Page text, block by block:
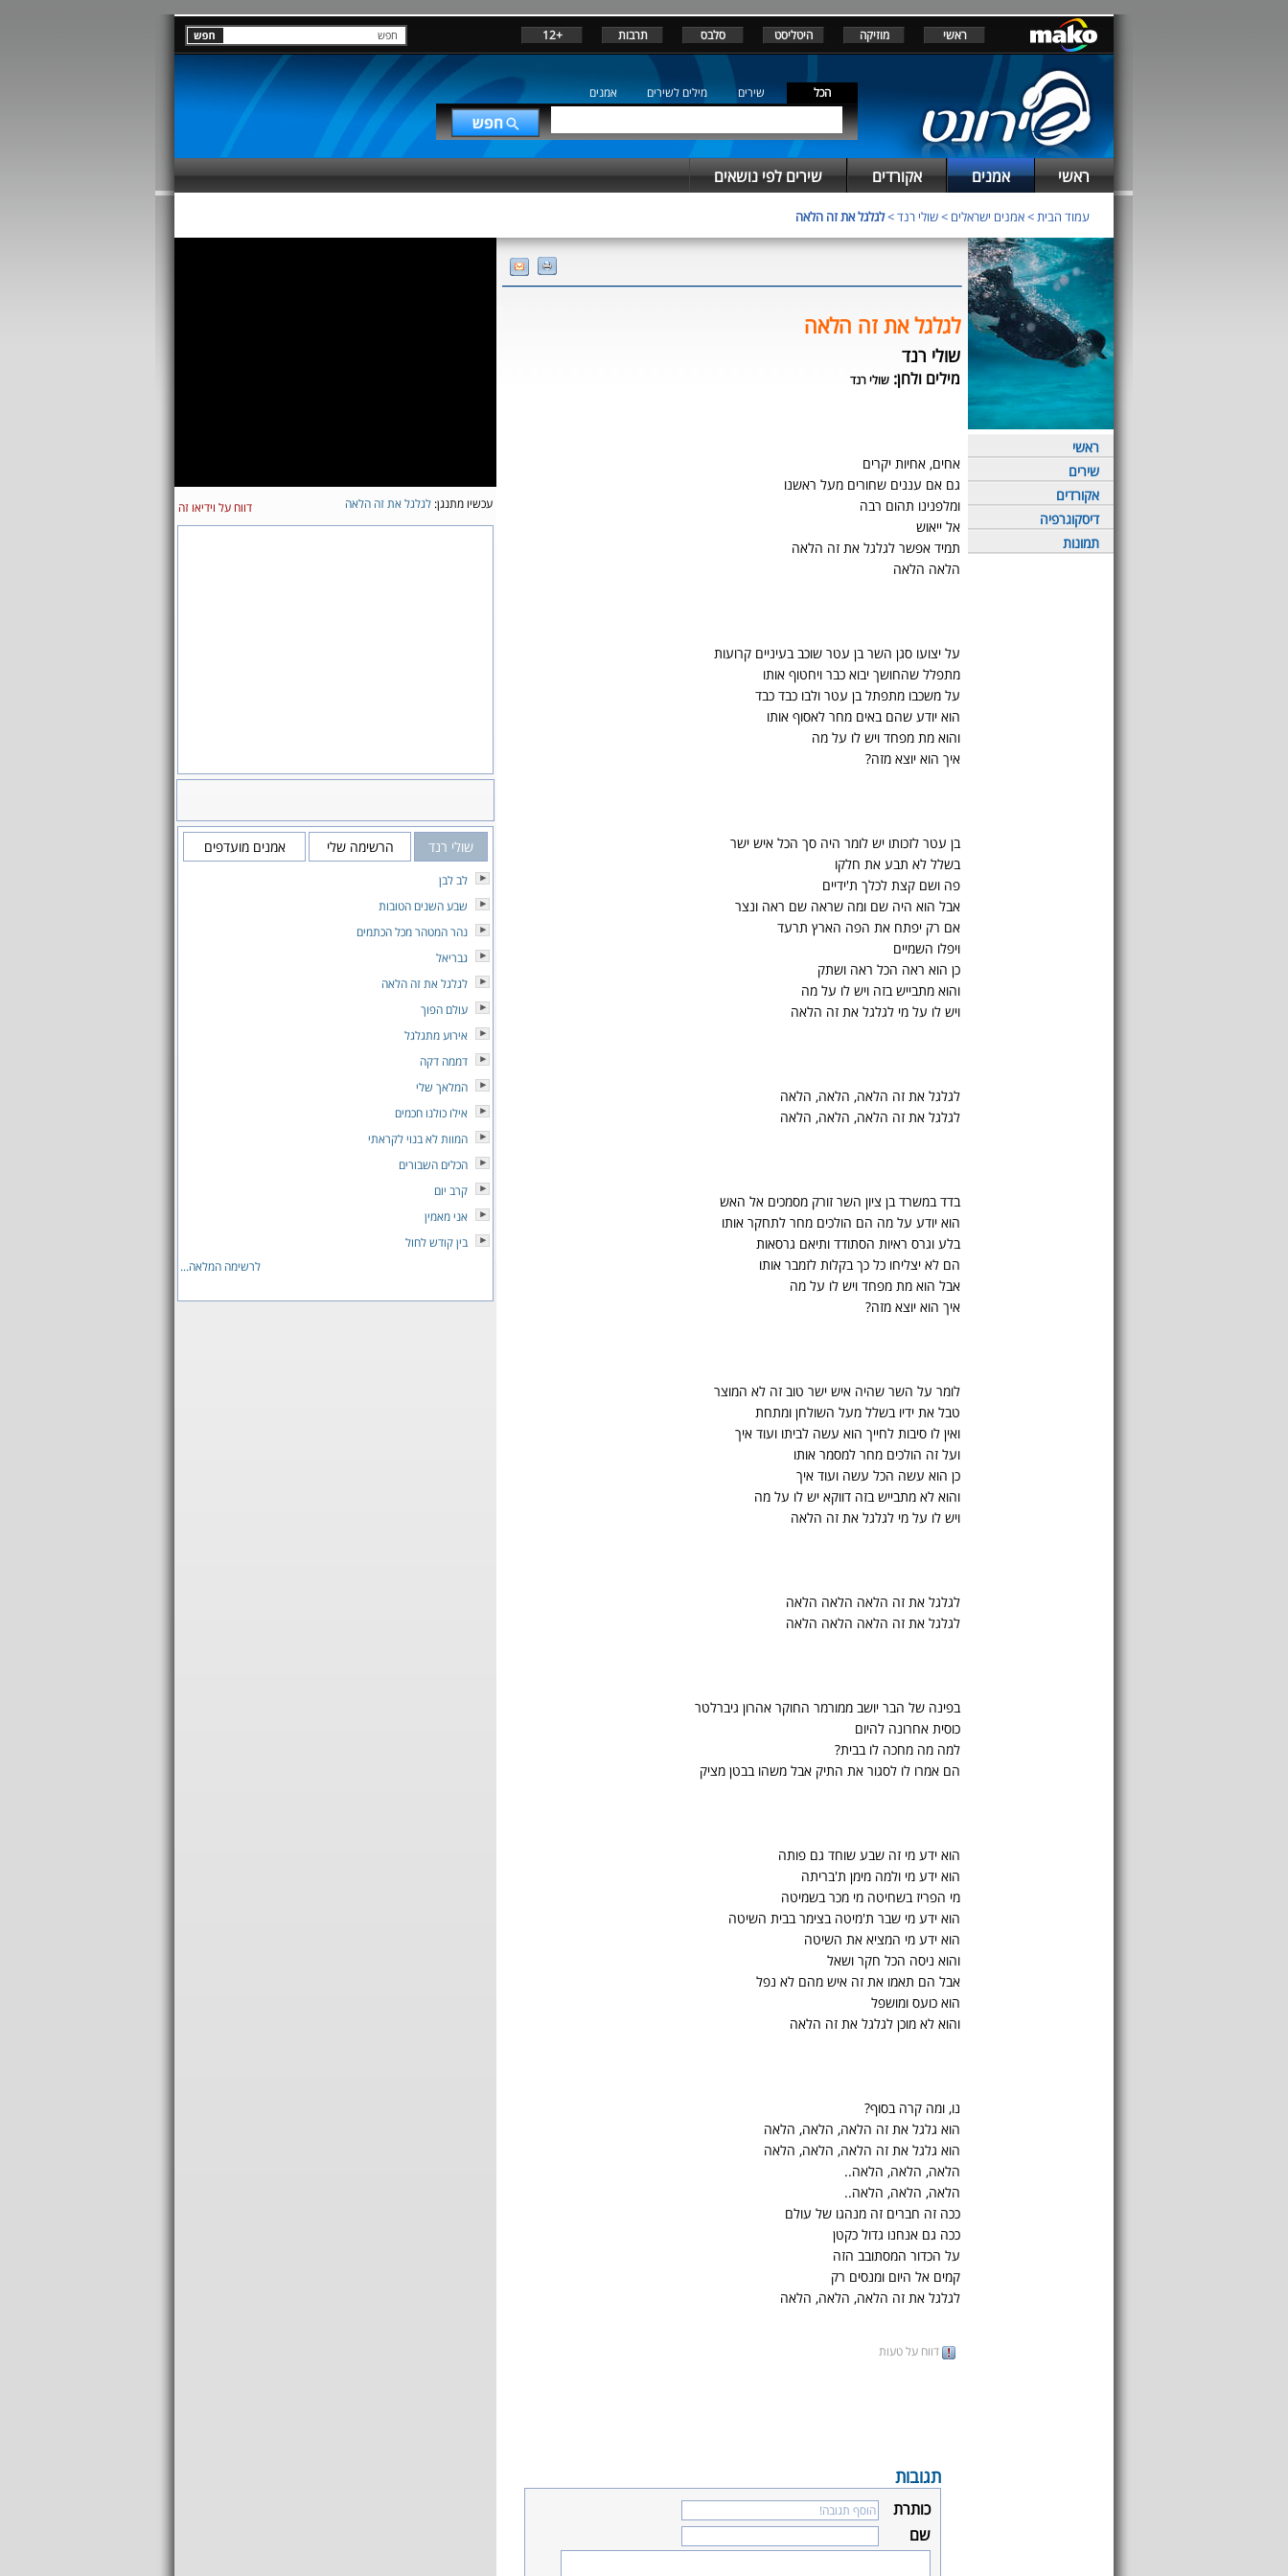
ראשי מוזיקה היטליסט סלבס תרבות +12
הכל שירים מילים לשירים אמנים
ראשי אמנים אקורדים שירים לפי נושאים
עמוד הבית>אמנים ישראלים >שולי רנד>לגלגל את זה הלאה
ראשי
שירים
אקורדים
דיסקוגרפיה
תמונות
לגלגל את זה הלאה
שולי רנד
מילים ולחן: שולי רנד
אחים, אחיות יקרים
גם אם עננים שחורים מעל ראשנו
ומלפנינו תהום רבה
אל ייאוש
תמיד אפשר לגלגל את זה הלאה
הלאה הלאה
על יצועו סגן השר בן עטר שוכב בעיניים קרועות
מתפלל שהחושך יבוא כבר ויחטוף אותו
על משכבו מתפתל בן עטר ולבו כבד כבד
הוא יודע שהם באים מחר לאסוף אותו
והוא מת מפחד ויש לו על מה
איך הוא יוצא מזה?
בן עטר לזכותו יש לומר היה סך הכל איש ישר
בשלל לא תבע את חלקו
פה ושם קצת לכלך ת'ידיים
אבל הוא היה שם ומה שראה שם ראה ונצר
אם רק יפתח את הפה הארץ תרעד
ויפלו השמיים
כן הוא ראה הכל ראה ושתק
והוא מתבייש בזה ויש לו על מה
ויש לו על מי לגלגל את זה הלאה
לגלגל את זה הלאה, הלאה, הלאה
לגלגל את זה הלאה, הלאה, הלאה
בדד במשרד בן ציון השר זורק מסמכים אל האש
הוא יודע על מה הם הולכים מחר לתחקר אותו
בלע וגרס ראיות הסתודד ותיאם גרסאות
הם לא יצליחו כל כך בקלות לזמבר אותו
אבל הוא מת מפחד ויש לו על מה
איך הוא יוצא מזה?
לומר על השר שהיה איש ישר טוב זה לא המוצר
טבל את ידיו בשלל מעל השולחן ומתחת
ואין לו סיבות לחייך הוא עשה לביתו ועוד איך
ועל זה הולכים מחר למסמר אותו
כן הוא עשה הכל עשה ועוד איך
והוא לא מתבייש בזה דווקא יש לו על מה
ויש לו על מי לגלגל את זה הלאה
לגלגל את זה הלאה הלאה הלאה
לגלגל את זה הלאה הלאה הלאה
בפינה של הבר יושב ממורמר החוקר אהרון גיברלטר
כוסית אחרונה להיום
למה מה מחכה לו בבית?
הם אמרו לו לסגור את התיק אבל משהו בבטן מציק
הוא ידע מי זה שבע שוחד גם פותה
הוא ידע מי ולמה מימן ת'בריתה
מי הפריז בשחיטה מי מכר בשמיטה
הוא ידע מי שבר ת'מיטה בצימר בבית השיטה
הוא ידע מי המציא את השיטה
והוא ניסה הכל חקר ושאל
אבל הם תאמו את זה איש מהם לא נפל
הוא כועס ומושפל
והוא לא מוכן לגלגל את זה הלאה
נו, ומה קרה בסוף?
הוא גלגל את זה הלאה, הלאה, הלאה
הוא גלגל את זה הלאה, הלאה, הלאה
הלאה, הלאה, הלאה..
הלאה, הלאה, הלאה..
ככה זה חברים זה מנהגו של עולם
ככה גם אנחנו גדול כקטן
על הכדור המסתובב הזה
קמים אל היום ומנסים רק
לגלגל את זה הלאה, הלאה, הלאה
דווח על טעות
תגובות
כותרת
שם
עכשיו מתנגן: לגלגל את זה הלאה דווח על וידיאו זה
שולי רנד הרשימה שלי אמנים מועדפים
לב לבן
שבע השנים הטובות
נהר המטהר מכל הכתמים
גבריאל
לגלגל את זה הלאה
עולם הפוך
אירוע מתגלגל
דממה דקה
המלאך שלי
אילו כולנו חכמים
המוות לא בנוי לקראתי
הכלים השבורים
קרב יום
אני מאמין
בין קודש לחול
לרשימה המלאה...